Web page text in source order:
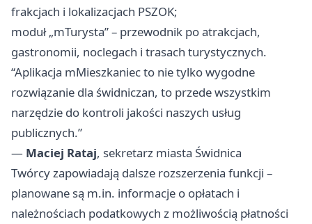
frakcjach i lokalizacjach PSZOK;
moduł „mTurysta” – przewodnik po atrakcjach,
gastronomii, noclegach i trasach turystycznych.
“Aplikacja mMieszkaniec to nie tylko wygodne
rozwiązanie dla świdniczan, to przede wszystkim
narzędzie do kontroli jakości naszych usług
publicznych.”
— Maciej Rataj, sekretarz miasta Świdnica
Twórcy zapowiadają dalsze rozszerzenia funkcji –
planowane są m.in. informacje o opłatach i
należnościach podatkowych z możliwością płatności